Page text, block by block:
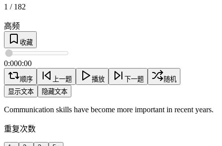
1 / 182
高频
收藏
0:000:00
顺序 上一题 播放 下一题
随机
显示文本
隐藏文本
Communication skills have become more important in recent years.
重复次数